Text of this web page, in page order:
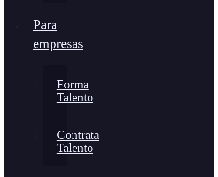
Para
empresas
Forma
Talento
Contrata
Talento